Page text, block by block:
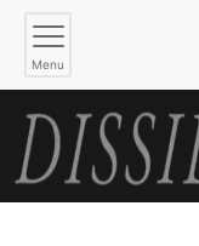
Menu